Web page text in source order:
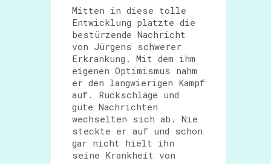
Mitten in diese tolle
Entwicklung platzte die
bestürzende Nachricht
von Jürgens schwerer
Erkrankung. Mit dem ihm
eigenen Optimismus nahm
er den langwierigen Kampf
auf. Rückschläge und
gute Nachrichten
wechselten sich ab. Nie
steckte er auf und schon
gar nicht hielt ihn
seine Krankheit von